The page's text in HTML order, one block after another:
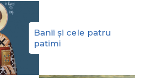
Banii și cele patru
patimi